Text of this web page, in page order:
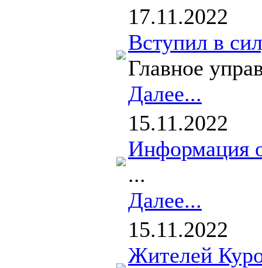
17.11.2022
Вступил в
Главное
Далее...
15.11.2022
Информация
...
Далее...
15.11.2022
Жителей